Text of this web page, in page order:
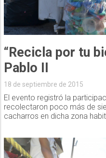
“Recicla por tu
Pablo II
18 de septiembre de 2015
El evento registró la
recolectaron poco más de
cacharros en dicha zona